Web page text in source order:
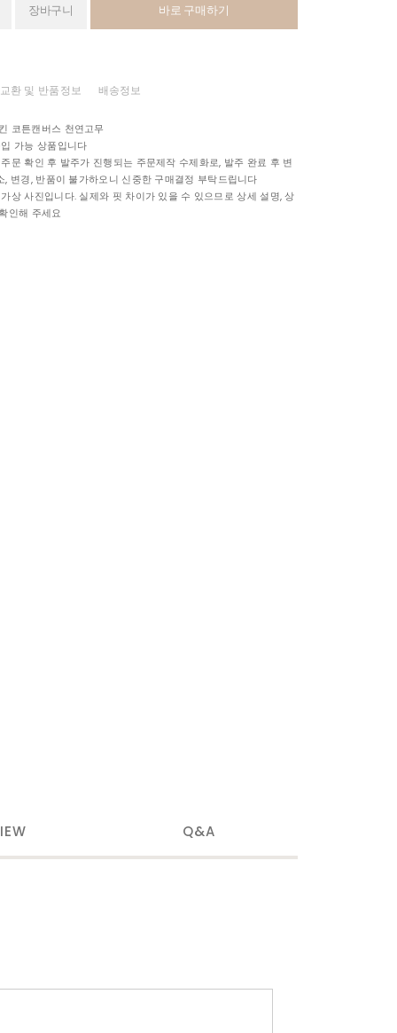
장바구니 바로 구매하기
교환 및 반품정보 배송정보
코튼캔버스 천연고무
가능 상품입니다
문 확인 후 발주가 진행되는 주문제작 수제화로, 발주 완료 후 변
, 변경, 반품이 불가하오니 신중한 구매결정 부탁드립니다
상 사진입니다. 실제와 핏 차이가 있을 수 있으므로 상세 설명, 상
인해 주세요
Q&A